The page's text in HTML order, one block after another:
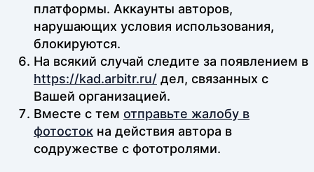
платформы. Аккаунты авторов,
нарушающих условия использования,
блокируются.
На всякий случай следите за появлением в
https://kad.arbitr.ru/ дел, связанных с
Вашей организацией.
Вместе с тем отправьте жалобу в
фотосток на действия автора в
содружестве с фототролями.